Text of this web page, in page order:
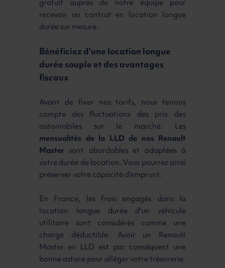
gratuit auprès de notre équipe pour
recevoir un contrat en location longue
durée sur mesure.
Bénéficiez d'une location longue
durée souple et des avantages
fiscaux
Avant de fixer nos tarifs, nous tenons
compte des fluctuations des prix des
automobiles sur le marché. Les
mensualités de la LLD de nos Renault
Master sont abordables et adaptées à
votre durée de location. Vous pourrez ainsi
préserver votre capacité d'emprunt.
En France, les frais engagés dans la
location longue durée d'un véhicule
utilitaire sont considérés comme une
charge déductible. Avoir un Renault
Master en LLD est par conséquent une
bonne astuce pour alléger votre trésorerie.